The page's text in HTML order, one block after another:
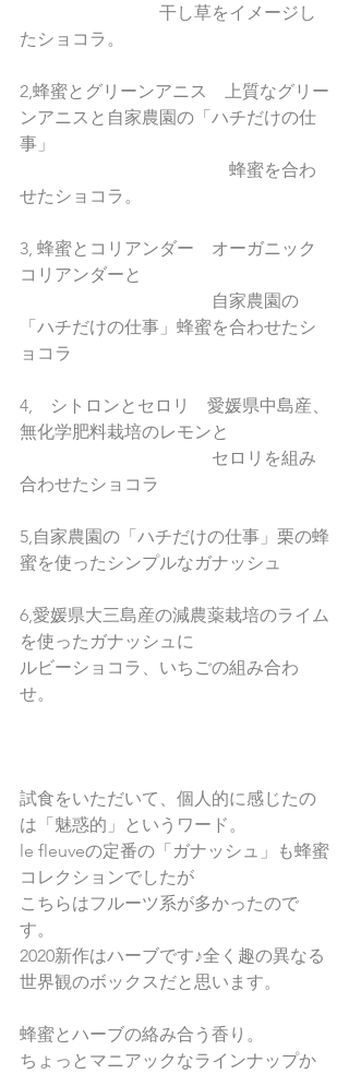
干し草をイメージし
たショコラ。
2,蜂蜜とグリーンアニス　上質なグリー
ンアニスと自家農園の「ハチだけの仕
事」
蜂蜜を合わ
せたショコラ。
3, 蜂蜜とコリアンダー　オーガニック
コリアンダーと
自家農園の
「ハチだけの仕事」蜂蜜を合わせたシ
ョコラ
4,　シトロンとセロリ　愛媛県中島産、
無化学肥料栽培のレモンと
セロリを組み
合わせたショコラ
5,自家農園の「ハチだけの仕事」栗の蜂
蜜を使ったシンプルなガナッシュ
6,愛媛県大三島産の減農薬栽培のライム
を使ったガナッシュに
ルビーショコラ、いちごの組み合わ
せ。
試食をいただいて、個人的に感じたの
は「魅惑的」というワード。
le fleuveの定番の「ガナッシュ」も蜂蜜
コレクションでしたが
こちらはフルーツ系が多かったので
す。
2020新作はハーブです♪全く趣の異なる
世界観のボックスだと思います。
蜂蜜とハーブの絡み合う香り。
ちょっとマニアックなラインナップか